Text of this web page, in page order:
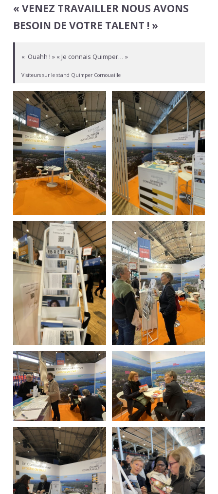
« VENEZ TRAVAILLER NOUS AVONS
BESOIN DE VOTRE TALENT ! »
« Ouahh ! » « Je connais Quimper… »
Visiteurs sur le stand Quimper Cornouaille